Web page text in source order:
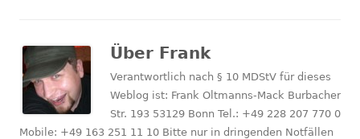
Über Frank
Verantwortlich nach § 10 MDStV für dieses
Weblog ist: Frank Oltmanns-Mack Burbacher
Str. 193 53129 Bonn Tel.: +49 228 207 770 0
Mobile: +49 163 251 11 10 Bitte nur in dringenden Notfällen